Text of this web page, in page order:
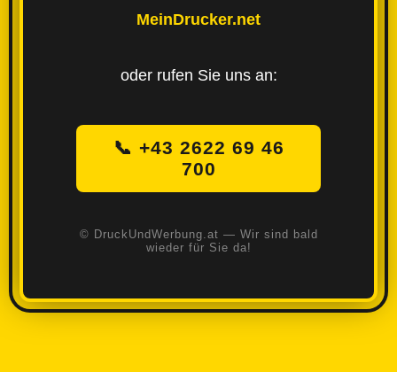
MeinDrucker.net
oder rufen Sie uns an:
📞 +43 2622 69 46
700
© DruckUndWerbung.at — Wir sind bald
wieder für Sie da!